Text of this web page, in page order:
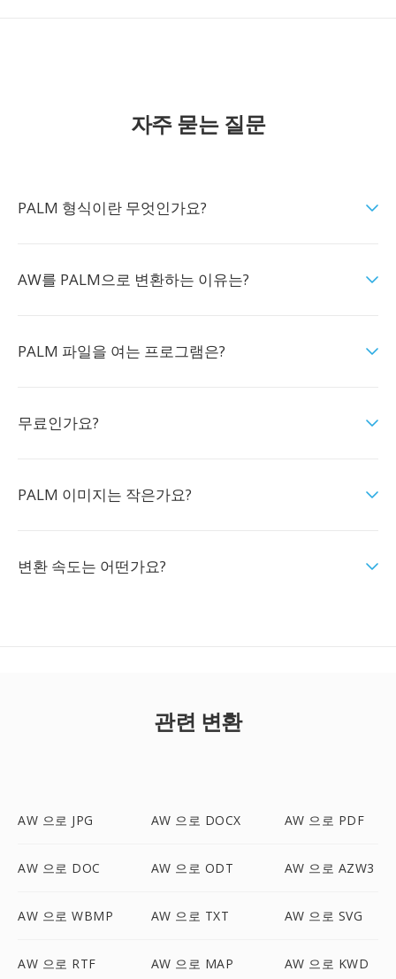
자주 묻는 질문
PALM 형식이란 무엇인가요?
AW를 PALM으로 변환하는 이유는?
PALM 파일을 여는 프로그램은?
무료인가요?
PALM 이미지는 작은가요?
변환 속도는 어떤가요?
관련 변환
AW 으로 JPG AW 으로 DOCX AW 으로 PDF
AW 으로 DOC AW 으로 ODT AW 으로 AZW3
AW 으로 WBMP AW 으로 TXT AW 으로 SVG
AW 으로 RTF AW 으로 MAP AW 으로 KWD